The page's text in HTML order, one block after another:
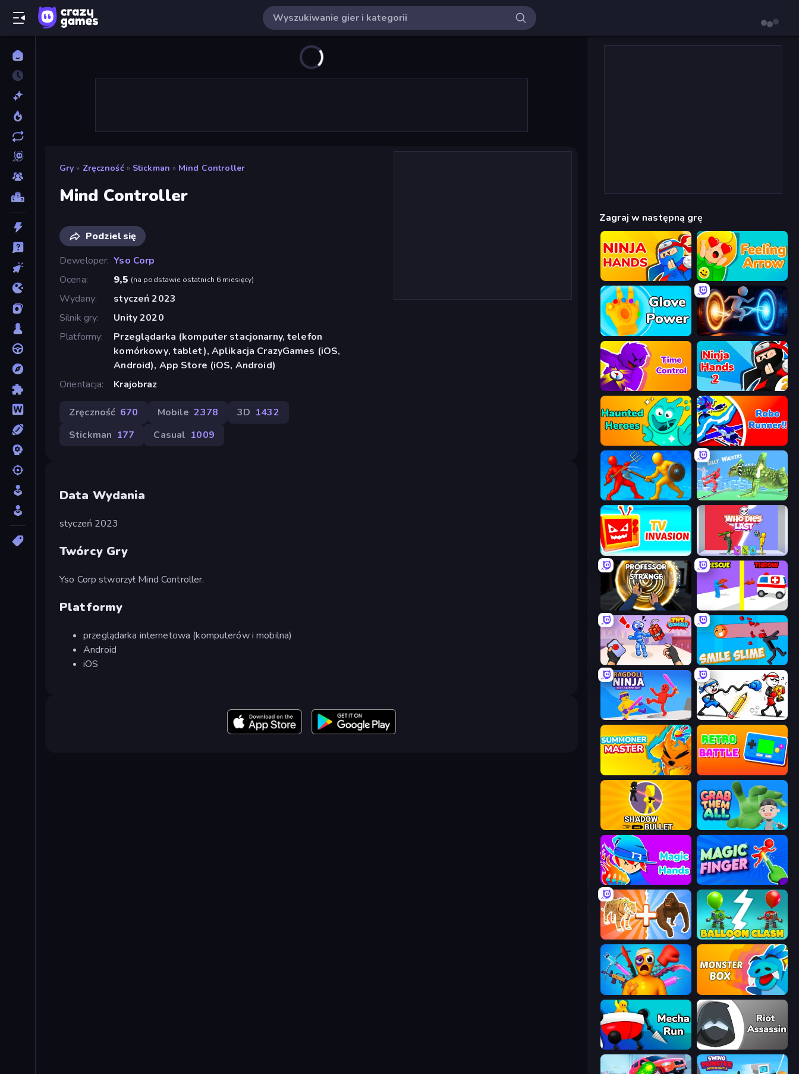
Gry » Zręczność » Stickman » Mind Controller
Mind Controller
Podziel się
Deweloper Yso Corp
Ocena
9,5 (na podstawie ostatnich 6 miesięcy)
Wydany
styczeń 2023
Silnik gry
Unity 2020
Platformy
Przeglądarka (komputer stacjonarny, telefon
komórkowy, tablet), Aplikacja CrazyGames (iOS,
Android), App Store (iOS, Android)
Orientacja
Krajobraz
Zręczność 670 Mobile 2378 3D 1432
Stickman 177 Casual 1009
Data Wydania
styczeń 2023
Twórcy Gry
Yso Corp stworzył Mind Controller.
Platformy
przeglądarka internetowa (komputerów i mobilna)
Android
iOS
Zagraj w następną grę
Ninja Hands Feeling Arrow
Glove Power Portal Escape
Time Control! Ninja Hands 2
Haunted Heroes Robo Runner
Epic Sword Battle! Fight in Arena Silly Walkers
TV Invasion Who Dies Last?
Professor Strange Rescue Throw
TNT Bomber Smile Slime
Ragdoll Ninja: Imposter Hero Doodle Smash
Summoner Master Retro Battle
Shadow Bullet Grab Them All
Magic Hands Magic Finger 3D
Animal DNA Run Balloon Clash
Fun Ragdoll Challenge! Monster Box
Mecha Run Riot Assassin